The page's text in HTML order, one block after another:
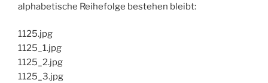
alphabetische Reihefolge bestehen bleibt:
1125.jpg
1125_1.jpg
1125_2.jpg
1125_3.jpg